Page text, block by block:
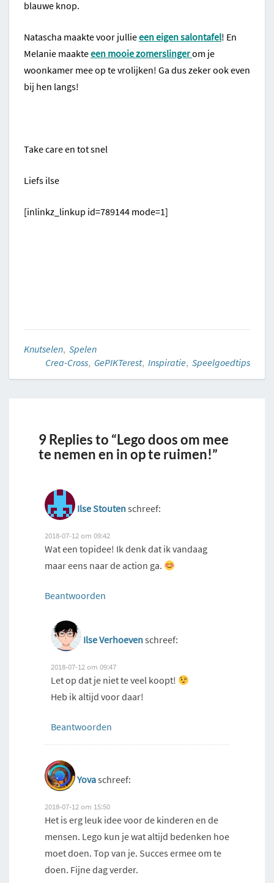
blauwe knop.
Natascha maakte voor jullieeen eigen salontafel! En
Melanie maakteeen mooie zomerslingerom je
woonkamer mee op te vrolijken! Ga dus zeker ook even
bij hen langs!
Take care en tot snel
Liefs ilse
[inlinkz_linkup id=789144 mode=1]
Knutselen, Spelen
Crea-Cross, GePIKTerest, Inspiratie, Speelgoedtips
9 Replies to “Lego doos om mee
te nemen en in op te ruimen!”
Ilse Stoutenschreef:
2018-07-12 om 09:42
Wat een topidee! Ik denk dat ik vandaag
maar eens naar de action ga.
Beantwoorden
Ilse Verhoevenschreef:
2018-07-12 om 09:47
Let op dat je niet te veel koopt!
Heb ik altijd voor daar!
Beantwoorden
Yovaschreef:
2018-07-12 om 15:50
Het is erg leuk idee voor de kinderen en de
mensen. Lego kun je wat altijd bedenken hoe
moet doen. Top van je. Succes ermee om te
doen. Fijne dag verder.